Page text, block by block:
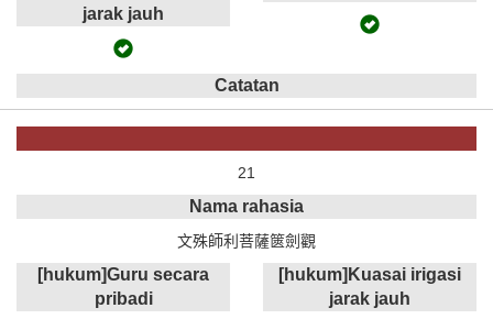
jarak jauh
Catatan
21
Nama rahasia
文殊師利菩薩篋劍觀
[hukum]Guru secara
pribadi
[hukum]Kuasai irigasi
jarak jauh